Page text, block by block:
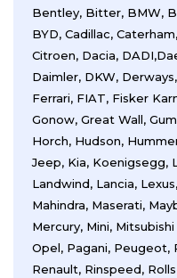
Bentley, Bitter, BMW,
BYD, Cadillac,
Citroen, Dacia,
Daimler, DKW,
Ferrari, FIAT, Fisker
Gonow, Great Wall,
Horch, Hudson,
Jeep, Kia, Koenigsegg,
Landwind, Lancia,
Mahindra, Maserati,
Mercury, Mini,
Opel, Pagani, Peugeot,
Renault, Rinspeed,